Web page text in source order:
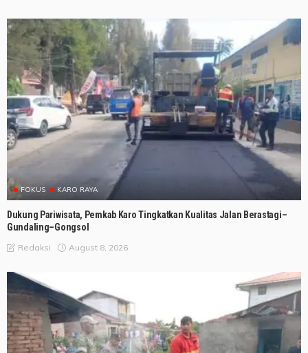
FOKUS KARO RAYA
Dukung Pariwisata, Pemkab Karo Tingkatkan Kualitas Jalan Berastagi–
Gundaling–Gongsol
Redaksi August 8, 2026